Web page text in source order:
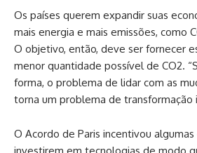
Os países querem expandir suas
mais energia e mais emissões, como
O objetivo, então, deve ser fornecer
menor quantidade possível de CO2.
forma, o problema de lidar com as
torna um problema de transformação
O Acordo de Paris incentivou